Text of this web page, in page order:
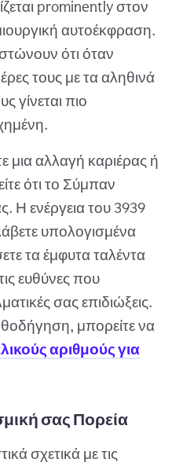
prominently στον
αυτοέκφραση.
ότι όταν
τους με τα αληθινά
γίνεται πιο
μια αλλαγή καριέρας ή
ότι το Σύμπαν
Η ενέργεια του 3939
υπολογισμένα
τα έμφυτα ταλέντα
ευθύνες που
σας επιδιώξεις.
μπορείτε να
αριθμούς για
σας Πορεία
σχετικά με τις